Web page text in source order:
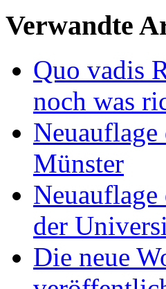
Verwandte
Quo vadis
noch was
Münster
der
Die neue